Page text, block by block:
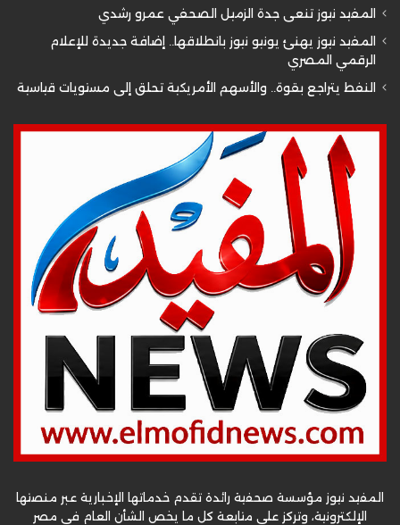
المفيد نيوز تنعى جدة الزميل الصحفي عمرو رشدي
المفيد نيوز يهنئ يونيو نيوز بانطلاقها.. إضافة جديدة للإعلام
الرقمي المصري
النفط يتراجع بقوة.. والأسهم الأمريكية تحلق إلى مستويات قياسية
المفيد نيوز مؤسسة صحفية رائدة تقدم خدماتها الإخبارية عبر منصتها
الإلكترونية، وتركز على متابعة كل ما يخص الشأن العام في مصر